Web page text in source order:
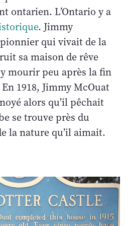
ontarien. L’Ontario y a
. Jimmy
qui vivait de la
sa maison de rêve
mourir peu après la fin
1918, Jimmy McOuat
alors qu’il pêchait
se trouve près du
la nature qu’il aimait.